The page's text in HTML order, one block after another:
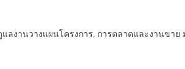
ลงานวางแผนโครงการ, การตลาดและงานขาย